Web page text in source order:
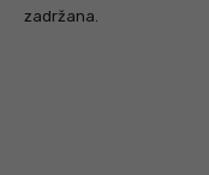
zadržana.